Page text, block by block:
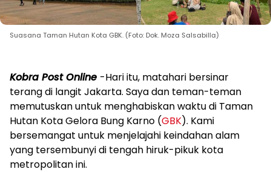
Suasana Taman Hutan Kota GBK. (Foto: Dok. Moza Salsabilla)
Kobra Post Online -Hari itu, matahari bersinar
terang di langit Jakarta. Saya dan teman-teman
memutuskan untuk menghabiskan waktu di Taman
Hutan Kota Gelora Bung Karno (GBK). Kami
bersemangat untuk menjelajahi keindahan alam
yang tersembunyi di tengah hiruk-pikuk kota
metropolitan ini.